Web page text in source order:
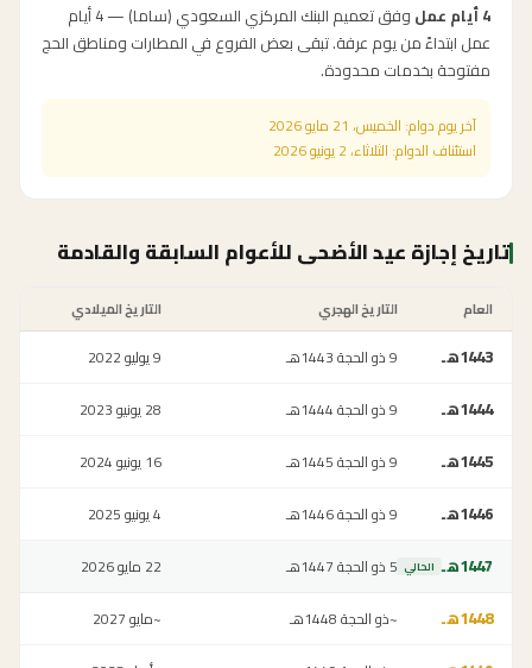
4أيام عمل وفق
تعميم البنك المركزي السعودي (ساما) — 4 أيام
عمل ابتداءً من يوم عرفة.تبقى بعض الفروع في المطارات ومناطق الحج
مفتوحة بخدمات محدودة.
آخر يوم دوام: الخميس، 21 مايو 2026
استئناف الدوام: الثلاثاء، 2 يونيو 2026
تاريخ إجازة عيد الأضحى للأعوام السابقة والقادمة
العام التاريخ الهجري التاريخ الميلادي
1443هـ 9 ذو الحجة 1443هـ 9 يوليو 2022
1444هـ 9 ذو الحجة 1444هـ 28 يونيو 2023
1445هـ 9 ذو الحجة 1445هـ 16 يونيو 2024
1446هـ 9 ذو الحجة 1446هـ 4 يونيو 2025
1447هـ الحالي 5 ذو الحجة 1447هـ 22 مايو 2026
1448هـ ~ذو الحجة 1448هـ ~مايو 2027